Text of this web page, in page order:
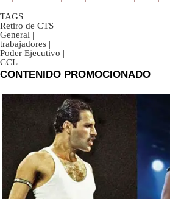
TAGS
Retiro de CTS |
General |
trabajadores |
Poder Ejecutivo |
CCL